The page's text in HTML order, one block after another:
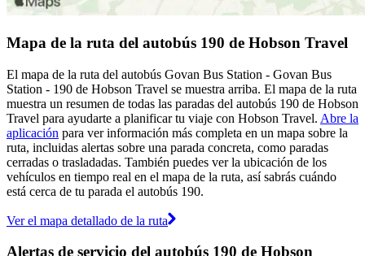
Mapa de la ruta del autobús 190 de Hobson Travel
El mapa de la ruta del autobús Govan Bus Station - Govan Bus
Station - 190 de Hobson Travel se muestra arriba. El mapa de la ruta
muestra un resumen de todas las paradas del autobús 190 de Hobson
Travel para ayudarte a planificar tu viaje con Hobson Travel. Abre la
aplicación para ver información más completa en un mapa sobre la
ruta, incluidas alertas sobre una parada concreta, como paradas
cerradas o trasladadas. También puedes ver la ubicación de los
vehículos en tiempo real en el mapa de la ruta, así sabrás cuándo
está cerca de tu parada el autobús 190.
Ver el mapa detallado de la ruta
Alertas de servicio del autobús 190 de Hobson